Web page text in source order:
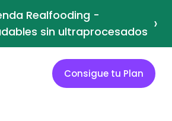
Realfooding -
sin ultraprocesados ›
Consigue tu Plan